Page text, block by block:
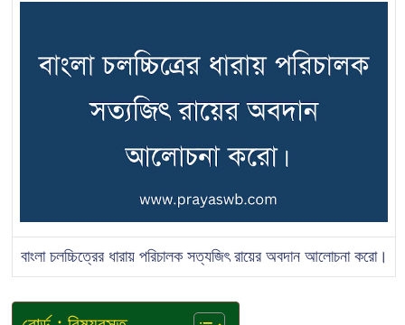
বাংলা চলচ্চিত্রের ধারায় পরিচালক সত্যজিৎ রায়ের অবদান আলোচনা করো।